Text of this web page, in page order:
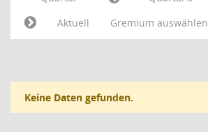
Aktuell
Gremium auswählen
Keine Daten gefunden.